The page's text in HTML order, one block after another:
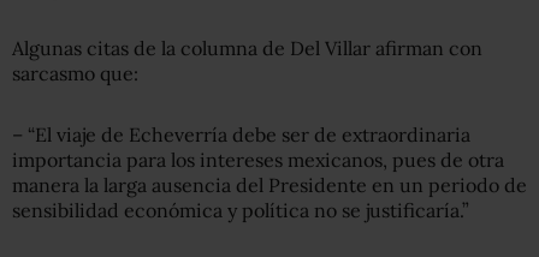
Algunas citas de la columna de Del Villar afirman con
sarcasmo que:
– “El viaje de Echeverría debe ser de extraordinaria
importancia para los intereses mexicanos, pues de otra
manera la larga ausencia del Presidente en un periodo de
sensibilidad económica y política no se justificaría.”